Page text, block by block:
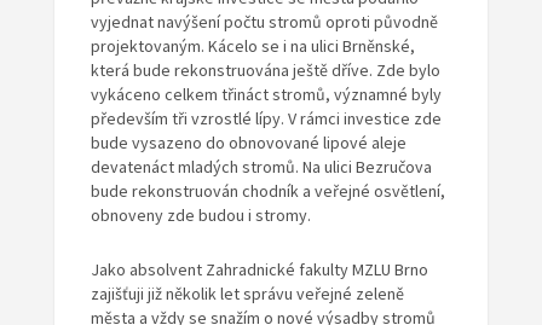
vyjednat navýšení počtu stromů oproti původně
projektovaným. Kácelo se i na ulici Brněnské,
která bude rekonstruována ještě dříve. Zde bylo
vykáceno celkem třináct stromů, významné byly
především tři vzrostlé lípy. V rámci investice zde
bude vysazeno do obnovované lipové aleje
devatenáct mladých stromů. Na ulici Bezručova
bude rekonstruován chodník a veřejné osvětlení,
obnoveny zde budou i stromy.
Jako absolvent Zahradnické fakulty MZLU Brno
zajišťuji již několik let správu veřejné zeleně
města a vždy se snažím o nové výsadby stromů